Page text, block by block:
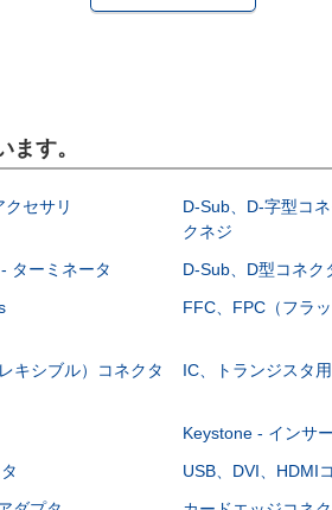
す。
セサリ
D-Sub、D-字型コ
クネジ
ターミネータ D-Sub、D型コネク
FFC、FPC（フラ
キシブル）コネクタ
IC、トランジスタ
Keystone - インサ
USB、DVI、HDMI